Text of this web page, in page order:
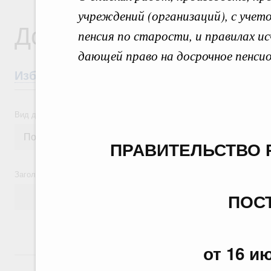
учреждений (организаций), с
пенсия по старости, и правилах
дающей право на досрочное
от 16
Документы
Избранные документы со справками к
Вид документа
Заголовок или текст документа
24 июля, пятница